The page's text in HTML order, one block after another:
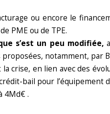
ou encore le
PME ou de TPE.
s’est un peu modifiée,
notamment, par
crise, en lien avec des
bail pour
4Md€ .